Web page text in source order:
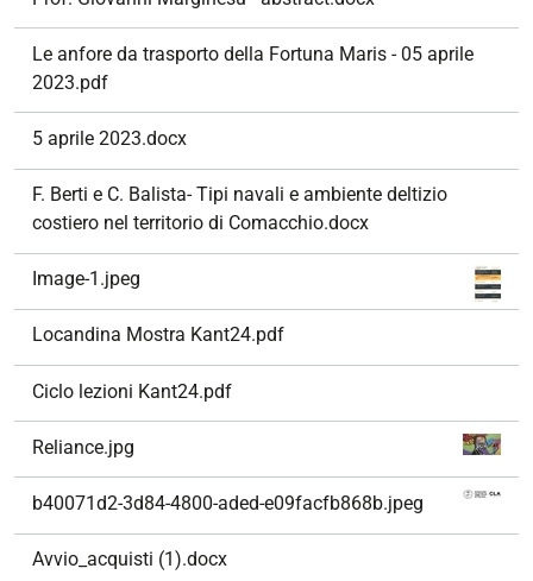
Le anfore da trasporto della Fortuna Maris - 05 aprile
2023.pdf
5 aprile 2023.docx
F. Berti e C. Balista- Tipi navali e ambiente deltizio
costiero nel territorio di Comacchio.docx
Image-1.jpeg
Locandina Mostra Kant24.pdf
Ciclo lezioni Kant24.pdf
Reliance.jpg
b40071d2-3d84-4800-aded-e09facfb868b.jpeg
Avvio_acquisti (1).docx